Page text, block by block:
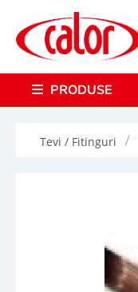
PRODUSE
Tevi / Fitinguri